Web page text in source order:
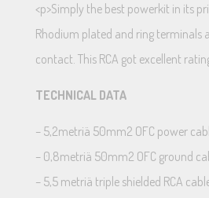
<p>Simply the best powerkit in its
Rhodium plated and ring terminals
contact. This RCA got excellent
TECHNICAL DATA
– 5,2metriä 50mm2 OFC power
– 0,8metriä 50mm2 OFC ground
– 5,5 metriä triple shielded RCA